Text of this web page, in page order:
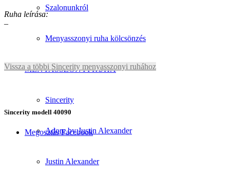
Szalonunkról
Menyasszonyi ruha kölcsönzés
MENYASSZONYI RUHA
Sincerity
Adore by Justin Alexander
Justin Alexander
Ruha leírása:
–
Vissza a többi Sincerity menyasszonyi ruhához
Sincerity modell 40090
Megosztás Facebook